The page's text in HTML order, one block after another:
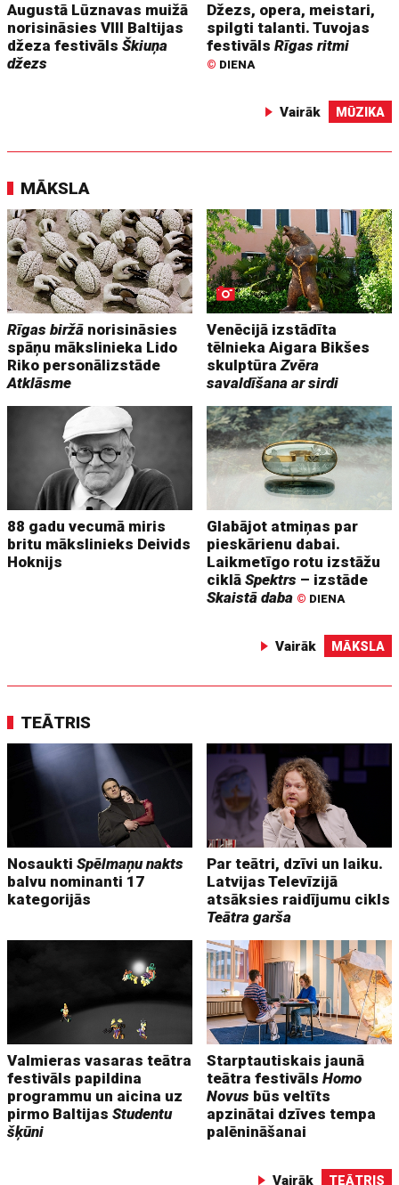
Augustā Lūznavas muižā
norisināsies VIII Baltijas
džeza festivālsŠkiuņa
džezs
Džezs, opera, meistari,
spilgti talanti. Tuvojas
festivālsRīgas ritmi
© DIENA
Vairāk MŪZIKA
MĀKSLA
Rīgas biržā norisināsies
spāņu mākslinieka Lido
Riko personālizstāde
Atklāsme
Venēcijā izstādīta
tēlnieka Aigara Bikšes
skulptūraZvēra
savaldīšana ar sirdi
88 gadu vecumā miris
britu mākslinieks Deivids
Hoknijs
Glabājot atmiņas par
pieskārienu dabai.
Laikmetīgo rotu izstāžu
ciklāSpektrs – izstāde
Skaistā daba © DIENA
Vairāk MĀKSLA
TEĀTRIS
NosauktiSpēlmaņu nakts
balvu nominanti 17
kategorijās
Par teātri, dzīvi un laiku.
Latvijas Televīzijā
atsāksies raidījumu cikls
Teātra garša
Valmieras vasaras teātra
festivāls papildina
programmu un aicina uz
pirmo BaltijasStudentu
šķūni
Starptautiskais jaunā
teātra festivālsHomo
Novus būs veltīts
apzinātai dzīves tempa
palēnināšanai
Vairāk TEĀTRIS